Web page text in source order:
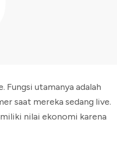
Fungsi utamanya adalah
saat mereka sedang live.
nilai ekonomi karena